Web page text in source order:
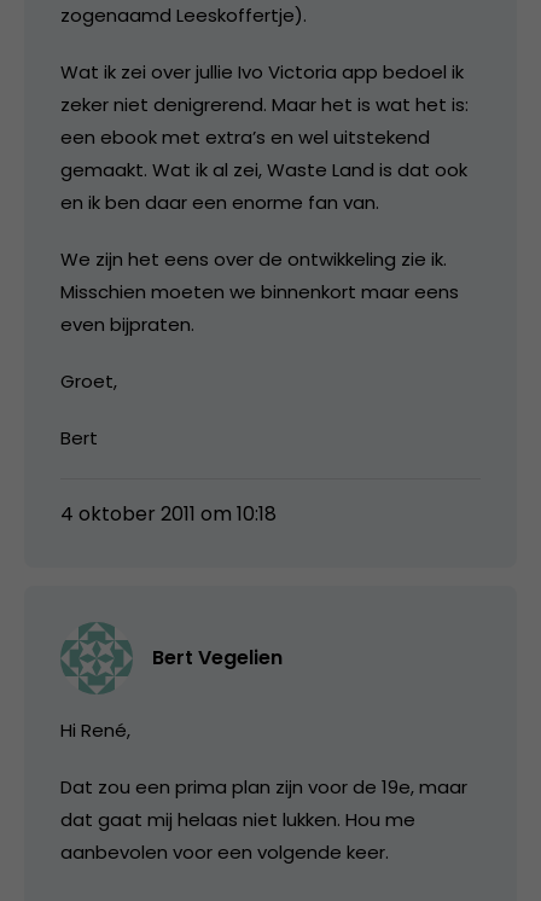
zogenaamd Leeskoffertje).
Wat ik zei over jullie Ivo Victoria app bedoel ik
zeker niet denigrerend. Maar het is wat het is:
een ebook met extra’s en wel uitstekend
gemaakt. Wat ik al zei, Waste Land is dat ook
en ik ben daar een enorme fan van.
We zijn het eens over de ontwikkeling zie ik.
Misschien moeten we binnenkort maar eens
even bijpraten.
Groet,
Bert
4 oktober 2011 om 10:18
Bert Vegelien
Hi René,
Dat zou een prima plan zijn voor de 19e, maar
dat gaat mij helaas niet lukken. Hou me
aanbevolen voor een volgende keer.